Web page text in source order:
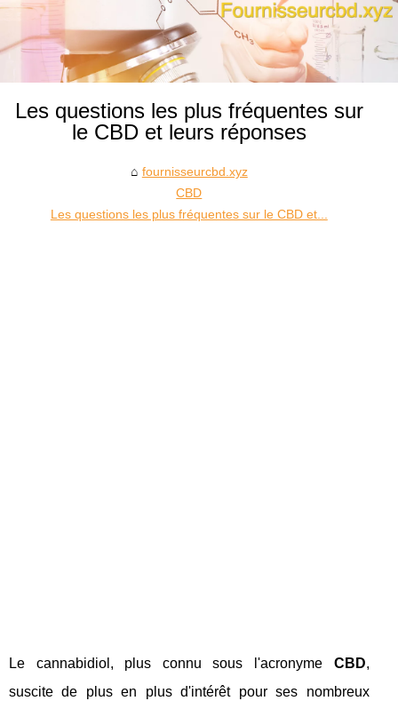
Les questions les plus fréquentes sur
le CBD et leurs réponses
fournisseurcbd.xyz
CBD
Les questions les plus fréquentes sur le CBD et...
Le cannabidiol, plus connu sous l'acronyme CBD,
suscite de plus en plus d'intérêt pour ses nombreux